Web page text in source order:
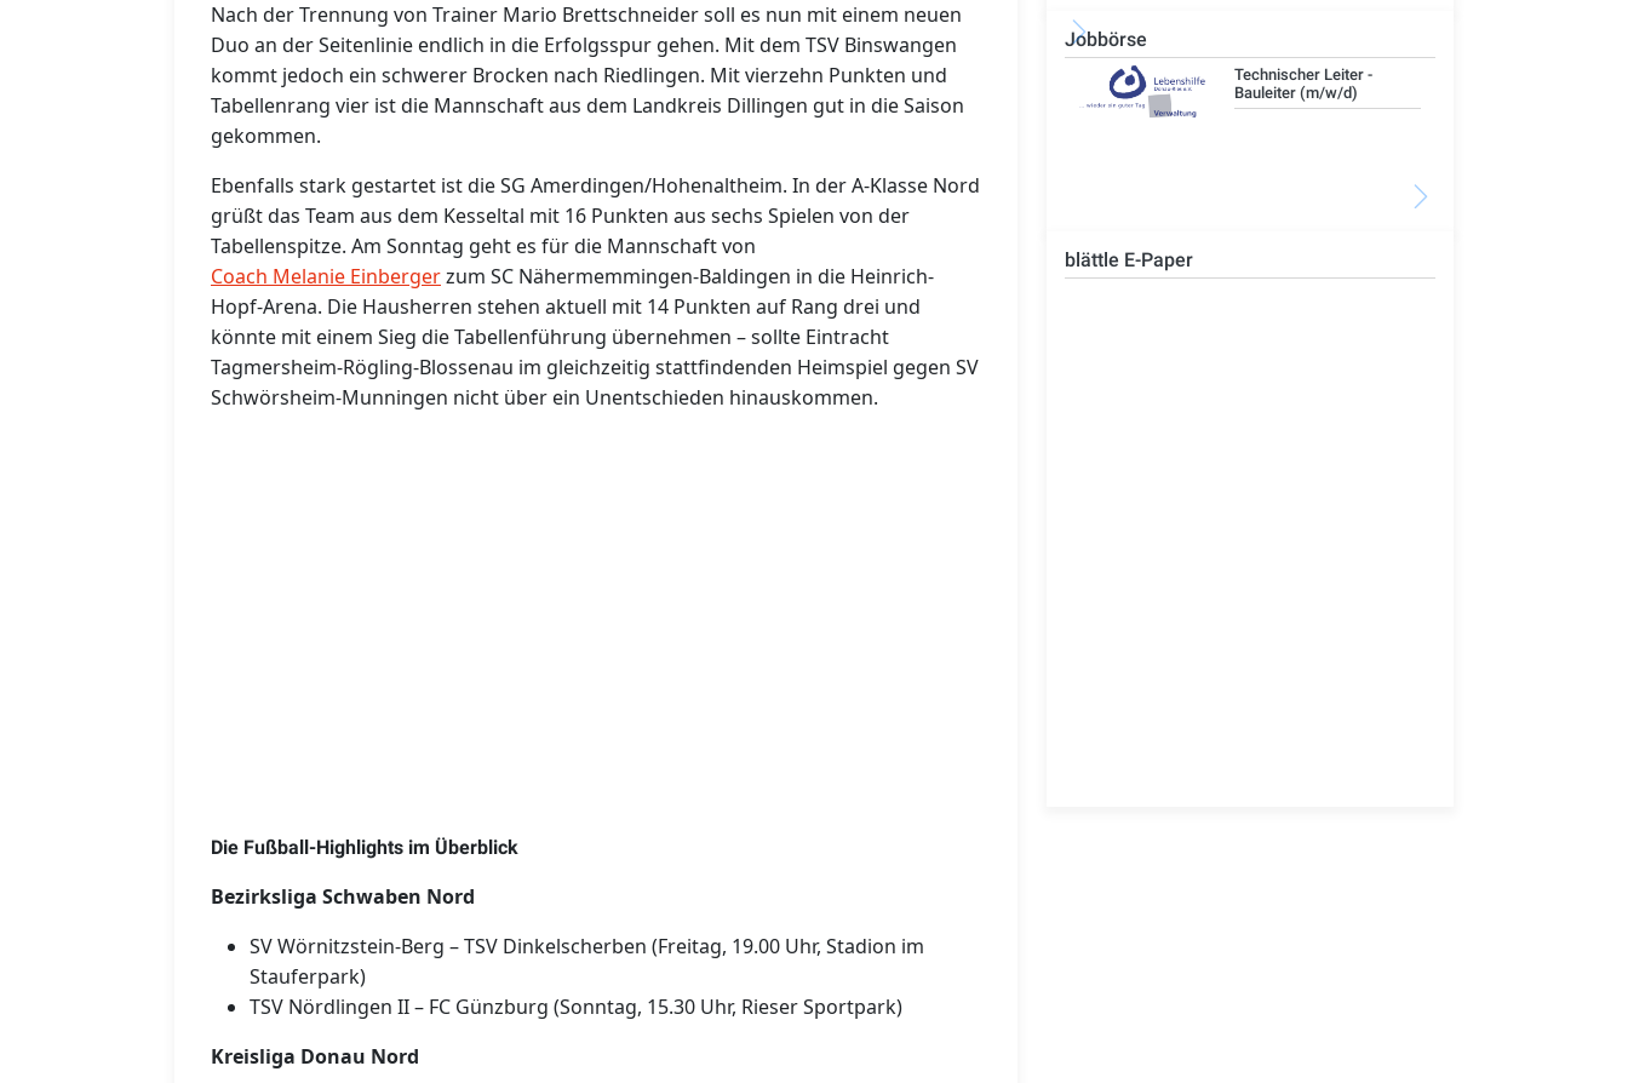
Nach der Trennung von Trainer Mario Brettschneider soll es nun mit einem neuen
Duo an der Seitenlinie endlich in die Erfolgsspur gehen. Mit dem TSV Binswangen
kommt jedoch ein schwerer Brocken nach Riedlingen. Mit vierzehn Punkten und
Tabellenrang vier ist die Mannschaft aus dem Landkreis Dillingen gut in die Saison
gekommen.
Ebenfalls stark gestartet ist die SG Amerdingen/Hohenaltheim. In der A-Klasse Nord
grüßt das Team aus dem Kesseltal mit 16 Punkten aus sechs Spielen von der
Tabellenspitze. Am Sonntag geht es für die Mannschaft von
Coach Melanie Einbergerzum SC Nähermemmingen-Baldingen in die Heinrich-
Hopf-Arena. Die Hausherren stehen aktuell mit 14 Punkten auf Rang drei und
könnte mit einem Sieg die Tabellenführung übernehmen – sollte Eintracht
Tagmersheim-Rögling-Blossenau im gleichzeitig stattfindenden Heimspiel gegen SV
Schwörsheim-Munningen nicht über ein Unentschieden hinauskommen.
Die Fußball-Highlights im Überblick
Bezirksliga Schwaben Nord
SV Wörnitzstein-Berg – TSV Dinkelscherben (Freitag, 19.00 Uhr, Stadion im
Stauferpark)
TSV Nördlingen II – FC Günzburg (Sonntag, 15.30 Uhr, Rieser Sportpark)
Kreisliga Donau Nord
Jobbörse
Bauzeichner/Bautechniker
Technischer Leiter -
Bauleiter (m/w/d)
blättle E-Paper